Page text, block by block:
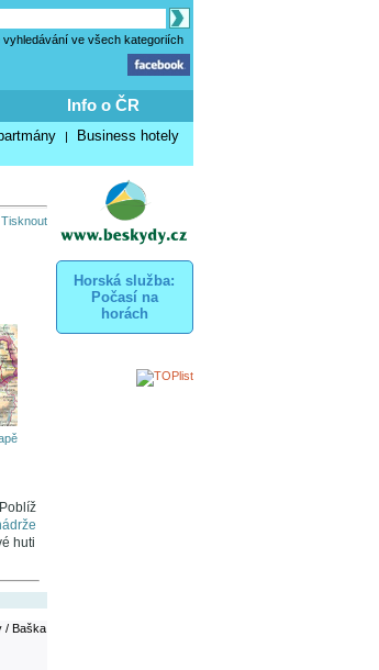
vyhledávání ve všech kategoriích
Info o ČR
| Business hotely
Tisknout
huti
/ Baška
Horská služba:
Počasí na
horách